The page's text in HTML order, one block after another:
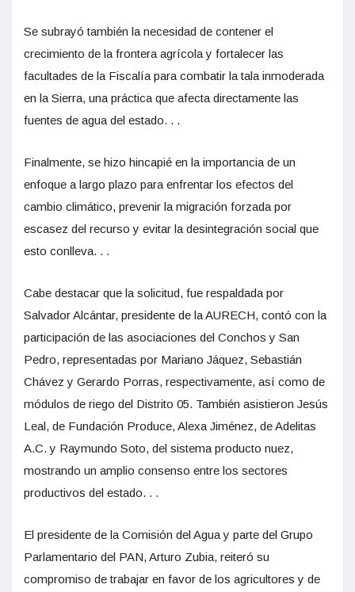
Se subrayó también la necesidad de contener el
crecimiento de la frontera agrícola y fortalecer las
facultades de la Fiscalía para combatir la tala inmoderada
en la Sierra, una práctica que afecta directamente las
fuentes de agua del estado. . .
Finalmente, se hizo hincapié en la importancia de un
enfoque a largo plazo para enfrentar los efectos del
cambio climático, prevenir la migración forzada por
escasez del recurso y evitar la desintegración social que
esto conlleva. . .
Cabe destacar que la solicitud, fue respaldada por
Salvador Alcántar, presidente de la AURECH, contó con la
participación de las asociaciones del Conchos y San
Pedro, representadas por Mariano Jáquez, Sebastián
Chávez y Gerardo Porras, respectivamente, así como de
módulos de riego del Distrito 05. También asistieron Jesús
Leal, de Fundación Produce, Alexa Jiménez, de Adelitas
A.C. y Raymundo Soto, del sistema producto nuez,
mostrando un amplio consenso entre los sectores
productivos del estado. . .
El presidente de la Comisión del Agua y parte del Grupo
Parlamentario del PAN, Arturo Zubia, reiteró su
compromiso de trabajar en favor de los agricultores y de